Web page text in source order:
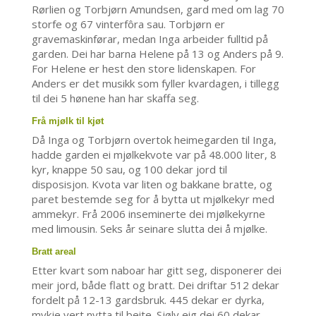
Rørlien og Torbjørn Amundsen, gard med om lag 70
storfe og 67 vinterfôra sau. Torbjørn er
gravemaskinførar, medan Inga arbeider fulltid på
garden. Dei har barna Helene på 13 og Anders på 9.
For Helene er hest den store lidenskapen. For
Anders er det musikk som fyller kvardagen, i tillegg
til dei 5 hønene han har skaffa seg.
Frå mjølk til kjøt
Då Inga og Torbjørn overtok heimegarden til Inga,
hadde garden ei mjølkekvote var på 48.000 liter, 8
kyr, knappe 50 sau, og 100 dekar jord til
disposisjon. Kvota var liten og bakkane bratte, og
paret bestemde seg for å bytta ut mjølkekyr med
ammekyr. Frå 2006 inseminerte dei mjølkekyrne
med limousin. Seks år seinare slutta dei å mjølke.
Bratt areal
Etter kvart som naboar har gitt seg, disponerer dei
meir jord, både flatt og bratt. Dei driftar 512 dekar
fordelt på 12-13 gardsbruk. 445 dekar er dyrka,